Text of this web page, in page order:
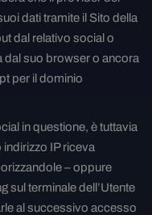
dati tramite il Sito della
dal relativo social o
dal suo browser o ancora
per il dominio
in questione, è tuttavia
IP riceva
– oppure
sul terminale dell’Utente
al successivo accesso